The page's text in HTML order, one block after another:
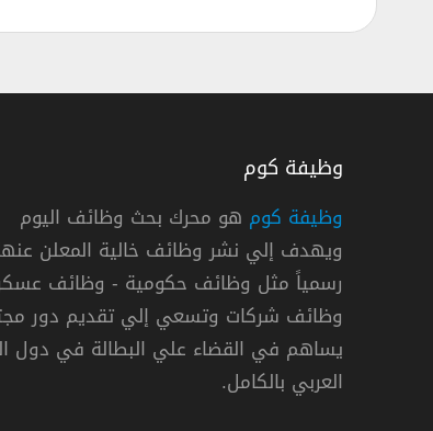
متدرب محاسبة في الهيئة السعودية
الهيئة السعودية للمواصفات والمقاييس والجودة
« السعودية »,الرياض
وظيفة كوم
وظيفة كوم هو محرك بحث وظائف اليوم
ويهدف إلي نشر وظائف خالية المعلن
رسمياً مثل وظائف حكومية - وظائف
وظائف شركات وتسعي إلي تقديم دور
يساهم في القضاء علي البطالة في دول
العربي بالكامل.